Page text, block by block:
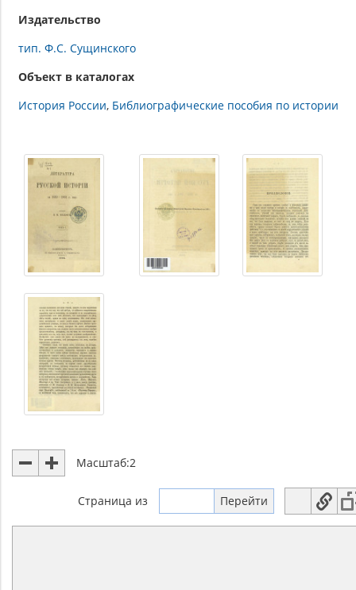
Издательство
тип. Ф.С. Сущинского
Объект в каталогах
История России Библиографические пособия по истории
Масштаб:2
Страница из